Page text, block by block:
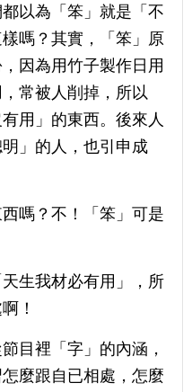
以為「笨」就是「不
嗎？其實，「笨」原
因為用竹子製作日用
常被人削掉，所以
用」的東西。後來人
」的人，也引申成
嗎？不！「笨」可是
生我材必有用」，所
！
目裡「字」的內涵，
麼跟自已相處，怎麼